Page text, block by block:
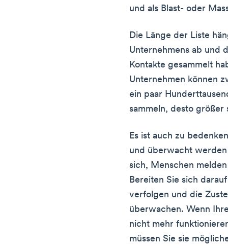
und als Blast- oder
Die Länge der Liste
Unternehmens ab und
Kontakte gesammelt
Unternehmen können
ein paar
sammeln, desto größer
Es ist auch zu
und überwacht
sich, Menschen
Bereiten Sie sich
verfolgen und die
überwachen. Wenn
nicht mehr
müssen Sie sie